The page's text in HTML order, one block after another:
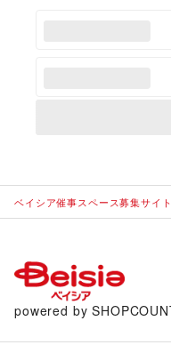
ベイシア催事スペース募集サイト
powered by